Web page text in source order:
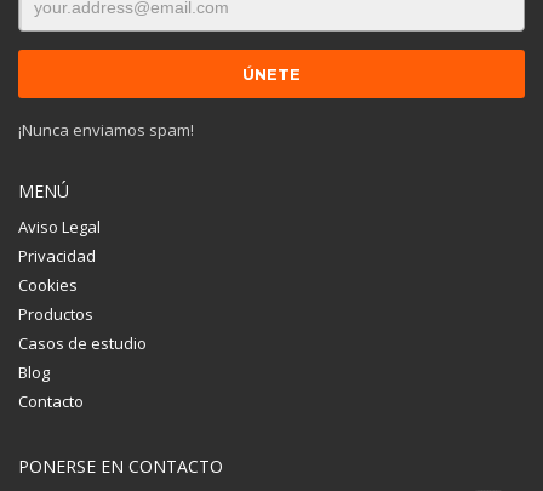
¡Nunca enviamos spam!
MENÚ
Aviso Legal
Privacidad
Cookies
Productos
Casos de estudio
Blog
Contacto
PONERSE EN CONTACTO